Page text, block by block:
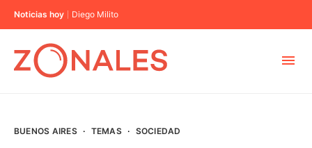
Noticias hoy Diego Milito
BUENOS AIRES · TEMAS · SOCIEDAD